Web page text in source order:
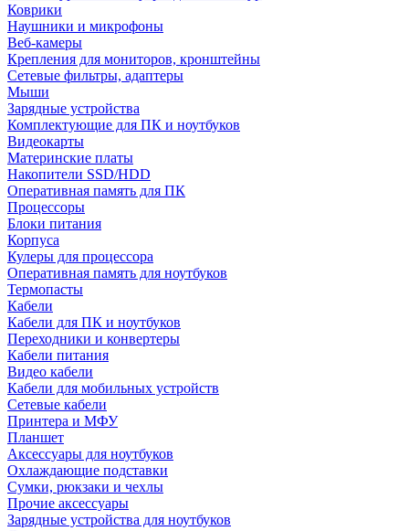
Коврики
Наушники и микрофоны
Веб-камеры
Крепления для мониторов, кронштейны
Сетевые фильтры, адаптеры
Мыши
Зарядные устройства
Комплектующие для ПК и ноутбуков
Видеокарты
Материнские платы
Накопители SSD/HDD
Оперативная память для ПК
Процессоры
Блоки питания
Корпуса
Кулеры для процессора
Оперативная память для ноутбуков
Термопасты
Кабели
Кабели для ПК и ноутбуков
Переходники и конвертеры
Кабели питания
Видео кабели
Кабели для мобильных устройств
Сетевые кабели
Принтера и МФУ
Планшет
Аксессуары для ноутбуков
Охлаждающие подставки
Сумки, рюкзаки и чехлы
Прочие аксессуары
Зарядные устройства для ноутбуков